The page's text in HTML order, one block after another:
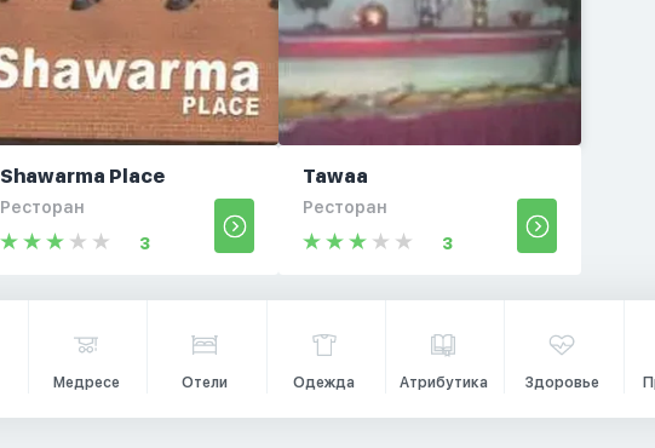
Shawarma Place
Ресторан
3
Tawaa
Ресторан
3
Медресе Отели Одежда Атрибутика Здоровье